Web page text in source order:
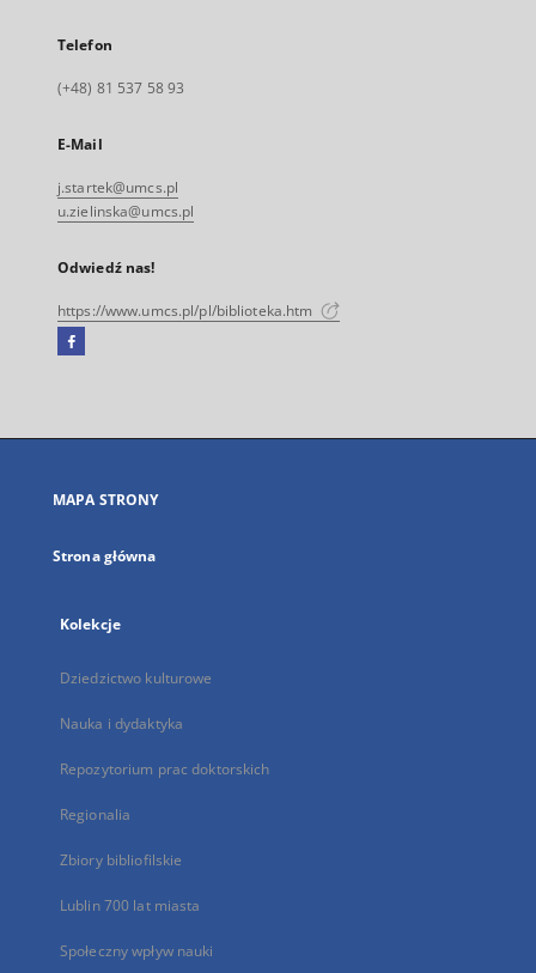
Telefon
(+48) 81 537 58 93
E-Mail
j.startek@umcs.pl
u.zielinska@umcs.pl
Odwiedź nas!
https://www.umcs.pl/pl/biblioteka.htm
Facebook
się
karcie
MAPA STRONY
Strona główna
Kolekcje
Dziedzictwo kulturowe
Nauka i dydaktyka
Repozytorium prac doktorskich
Regionalia
Zbiory bibliofilskie
Lublin 700 lat miasta
Społeczny wpływ nauki